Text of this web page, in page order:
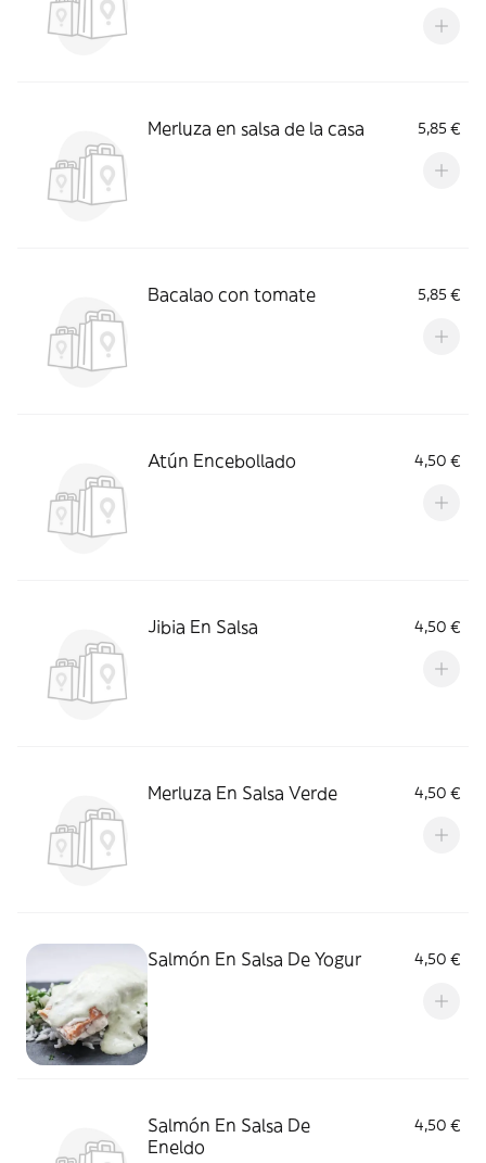
Merluza en salsa de la casa 5,85 €
Bacalao con tomate 5,85 €
Atún Encebollado 4,50 €
Jibia En Salsa 4,50 €
Merluza En Salsa Verde 4,50 €
Salmón En Salsa De Yogur 4,50 €
Salmón En Salsa De
Eneldo
4,50 €